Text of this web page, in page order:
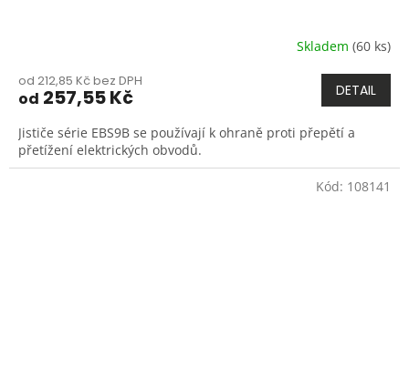
Skladem (60 ks)
od 212,85 Kč bez DPH
od 257,55 Kč DETAIL
Jističe série EBS9B se používají k ohraně proti přepětí a
přetížení elektrických obvodů.
Kód: 108141